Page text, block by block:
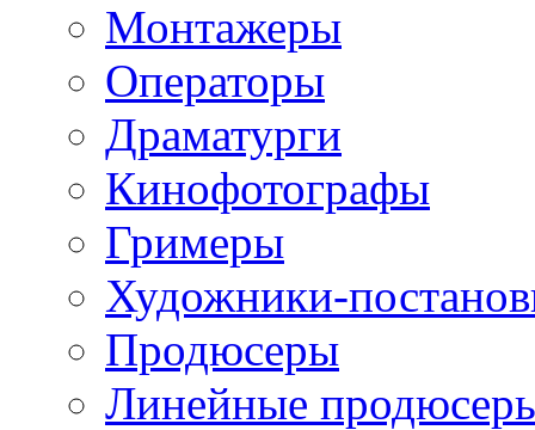
Монтажеры
Операторы
Драматурги
Кинофотографы
Гримеры
Художники-
Продюсеры
Линейные